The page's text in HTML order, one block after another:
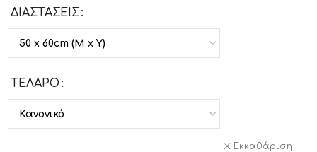
ΔΙΑΣΤΑΣΕΙΣ
ΤΕΛΑΡΟ
Εκκαθάριση